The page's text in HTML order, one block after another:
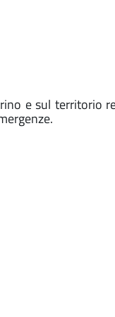
e sul territorio